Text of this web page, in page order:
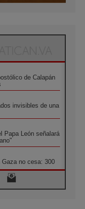
de Calapán
invisibles de una
Papa León señalará
Gaza no cesa: 300
el mundo, solo la